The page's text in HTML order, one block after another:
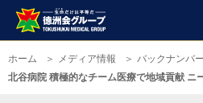
ホーム メディア情報
バックナンバー
北谷病院 積極的なチーム医療で地域貢献 ニ